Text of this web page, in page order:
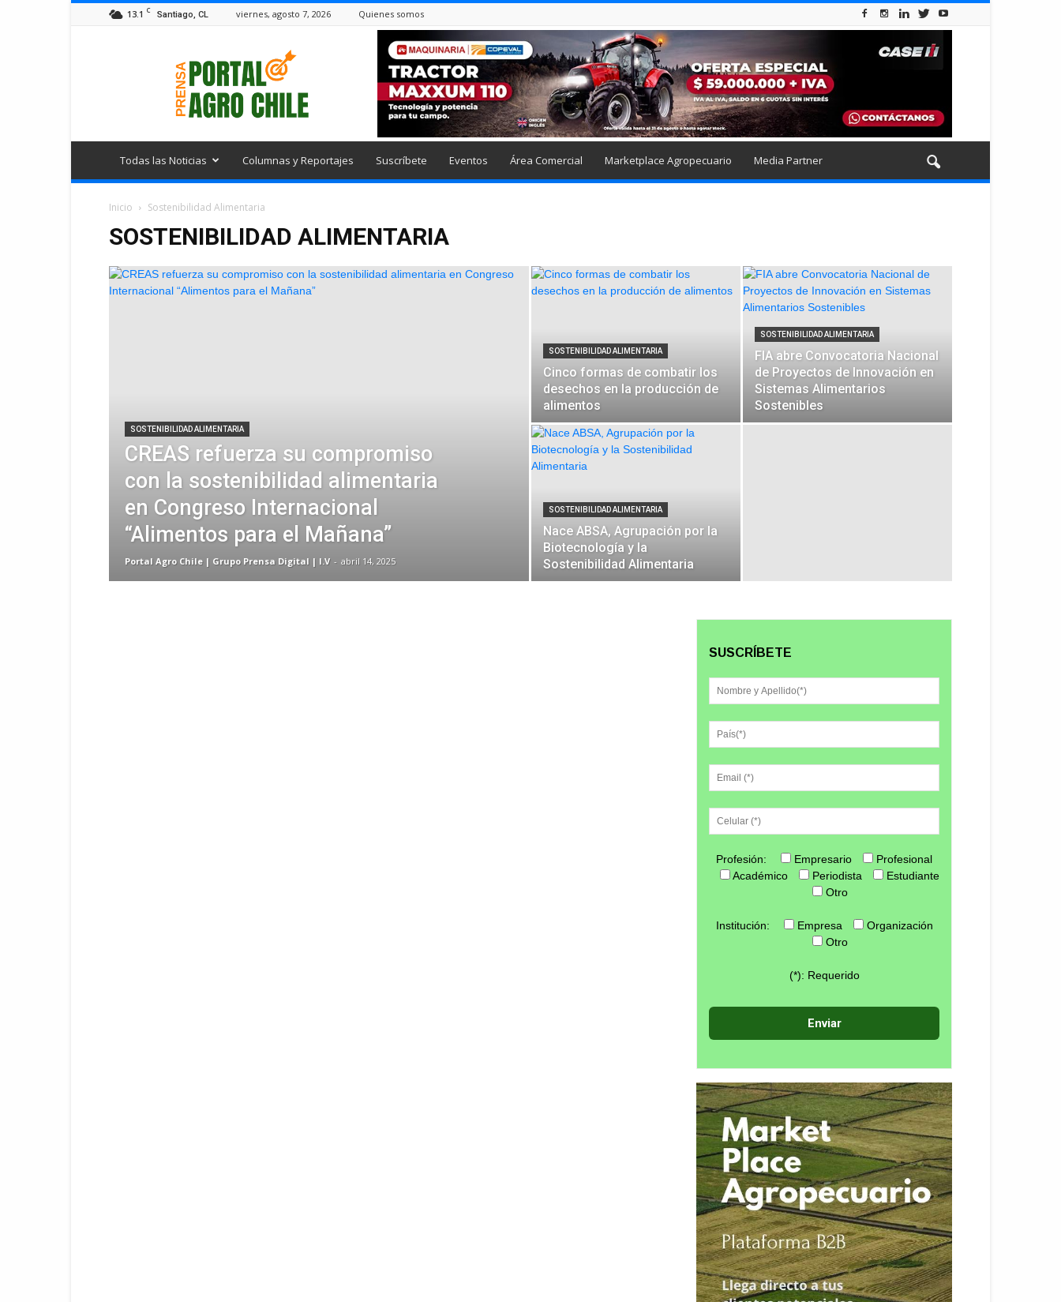
13.1 C Santiago, CL viernes, agosto 7, 2026 Quienes somos
Todas las Noticias Columnas y Reportajes Suscríbete Eventos Área Comercial Marketplace Agropecuario Media Partner
Inicio Sostenibilidad Alimentaria
SOSTENIBILIDAD ALIMENTARIA
SOSTENIBILIDAD ALIMENTARIA
CREAS refuerza su compromiso
con la sostenibilidad alimentaria
en Congreso Internacional
“Alimentos para el Mañana”
Portal Agro Chile | Grupo Prensa Digital | I.V - abril 14, 2025
SOSTENIBILIDAD ALIMENTARIA
Cinco formas de combatir los
desechos en la producción de
alimentos
SOSTENIBILIDAD ALIMENTARIA
FIA abre Convocatoria Nacional
de Proyectos de Innovación en
Sistemas Alimentarios
Sostenibles
SOSTENIBILIDAD ALIMENTARIA
Nace ABSA, Agrupación por la
Biotecnología y la
Sostenibilidad Alimentaria
SUSCRÍBETE
Profesión: Empresario
Profesional
Académico
Periodista
Estudiante
Otro
Institución: Empresa
Organización
Otro
(*): Requerido